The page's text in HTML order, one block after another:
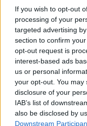
If you wish to opt-out
processing of your
targeted advertising
section to confirm
opt-out request is
interest-based ads
us or personal
your opt-out. You
disclosure of your
IAB’s list of
also be disclosed by
Downstream